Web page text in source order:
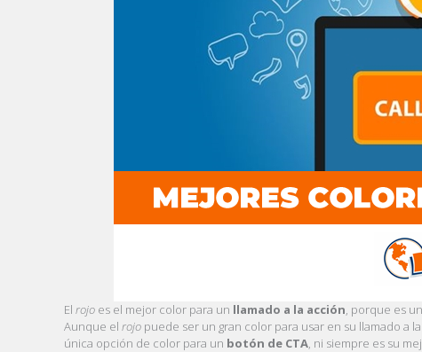
El rojo es el mejor color para un llamado a la acción, porque es
Aunque el rojo puede ser un gran color para usar en su llamado a
única opción de color para un botón de CTA, ni siempre es su